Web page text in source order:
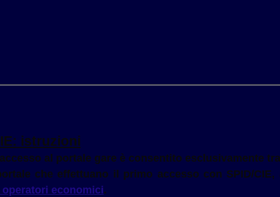
istruzioni
al portale gare è consentito esclusivamente
che effettuano il primo accesso con SPID/
economici.